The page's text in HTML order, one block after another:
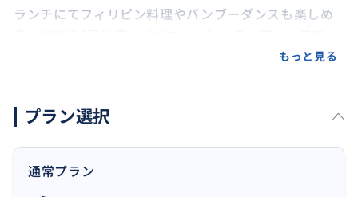
ランチにてフィリピン料理やバンブーダンスも楽しめ
もっと見る
プラン選択
通常プラン